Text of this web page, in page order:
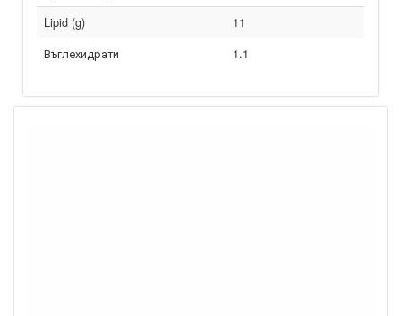
Lipid (g)
11
Въглехидрати
1.1